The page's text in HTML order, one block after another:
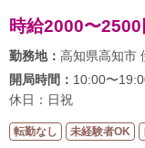
時給2000〜2500
勤務地： 高知県高知市
開局時間： 10:00〜
休日：日祝
転勤なし 未経験者OK